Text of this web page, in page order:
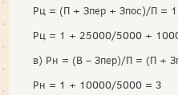
Рц = (П + Зпер + Зпос)/П =
Рц = 1 + 25000/5000 +
в) Рн = (В – Зпер)/П = (П +
Рн = 1 + 10000/5000 = 3